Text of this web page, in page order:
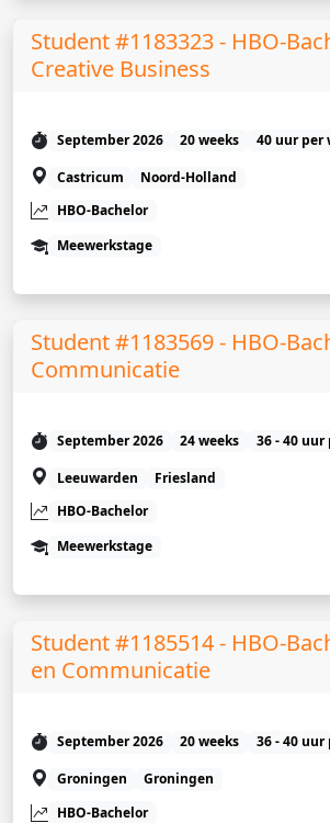
Student #1183323 - HBO-
Creative Business
September 2026 20 weeks
40 uur per
Castricum
Noord-Holland
HBO-Bachelor
Meewerkstage
Student #1183569 - HBO-
Communicatie
September 2026 24 weeks
36 - 40 uur
Leeuwarden
Friesland
HBO-Bachelor
Meewerkstage
Student #1185514 - HBO-
en Communicatie
September 2026 20 weeks
36 - 40 uur
Groningen
Groningen
HBO-Bachelor